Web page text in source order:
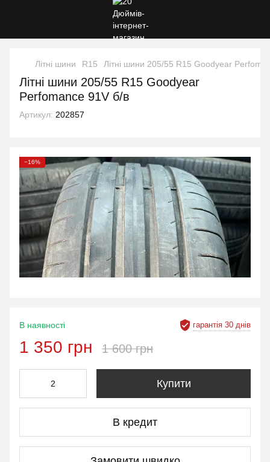
Літні шини R15 Літні шини 205/55 R15 Goodyear
Літні шини 205/55 R15 Goodyear
Perfomance 91V б/в
Артикул: 202857
−16%
гарантія 30 днів
В наявності
1 350 грн 1 600 грн
Купити
В кредит